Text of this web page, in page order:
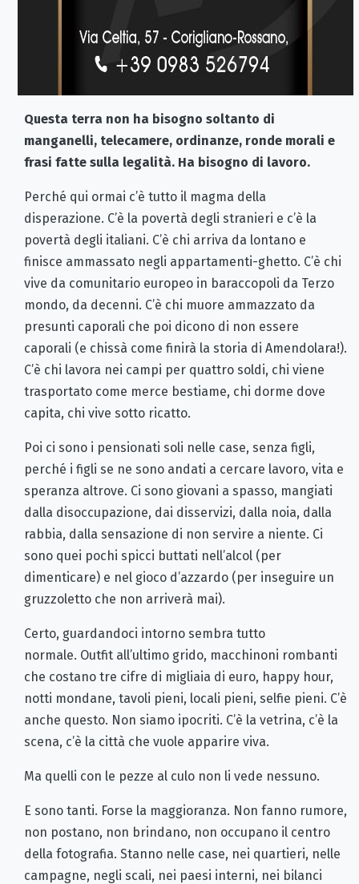
Questa terra non ha bisogno soltanto di
manganelli, telecamere, ordinanze, ronde morali e
frasi fatte sulla legalità. Ha bisogno di lavoro.
Perché qui ormai c’è tutto il magma della
disperazione. C’è la povertà degli stranieri e c’è la
povertà degli italiani. C’è chi arriva da lontano e
finisce ammassato negli appartamenti-ghetto. C’è chi
vive da comunitario europeo in baraccopoli da Terzo
mondo, da decenni. C’è chi muore ammazzato da
presunti caporali che poi dicono di non essere
caporali (e chissà come finirà la storia di Amendolara!).
C’è chi lavora nei campi per quattro soldi, chi viene
trasportato come merce bestiame, chi dorme dove
capita, chi vive sotto ricatto.
Poi ci sono i pensionati soli nelle case, senza figli,
perché i figli se ne sono andati a cercare lavoro, vita e
speranza altrove. Ci sono giovani a spasso, mangiati
dalla disoccupazione, dai disservizi, dalla noia, dalla
rabbia, dalla sensazione di non servire a niente. Ci
sono quei pochi spicci buttati nell’alcol (per
dimenticare) e nel gioco d’azzardo (per inseguire un
gruzzoletto che non arriverà mai).
Certo, guardandoci intorno sembra tutto
normale. Outfit all’ultimo grido, macchinoni rombanti
che costano tre cifre di migliaia di euro, happy hour,
notti mondane, tavoli pieni, locali pieni, selfie pieni. C’è
anche questo. Non siamo ipocriti. C’è la vetrina, c’è la
scena, c’è la città che vuole apparire viva.
Ma quelli con le pezze al culo non li vede nessuno.
E sono tanti. Forse la maggioranza. Non fanno rumore,
non postano, non brindano, non occupano il centro
della fotografia. Stanno nelle case, nei quartieri, nelle
campagne, negli scali, nei paesi interni, nei bilanci